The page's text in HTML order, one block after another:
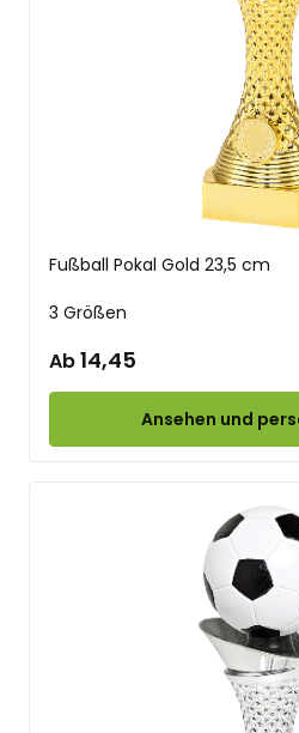
Fußball Pokal Gold 23,5 cm
3 Größen
Ab14,45
Ansehen und